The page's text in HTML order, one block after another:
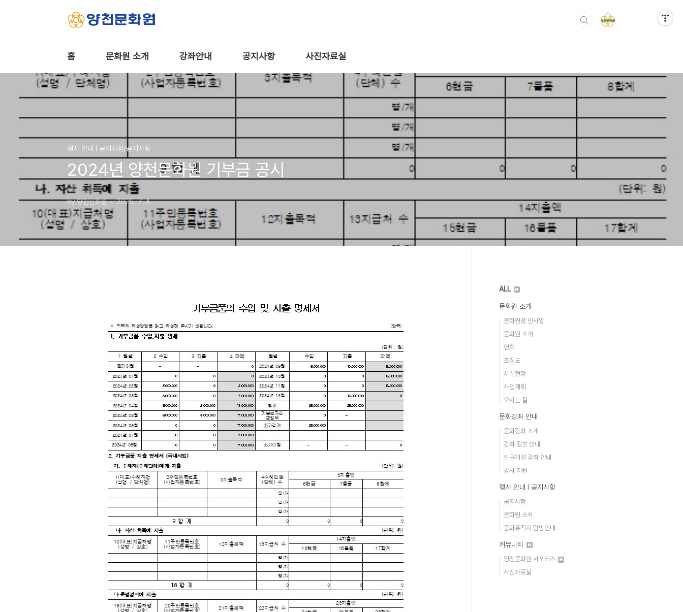
홈 문화원 소개 강좌안내 공지사항 사진자료실
행사 안내 Ι 공지사항/공지사항
2024년 양천문화원 기부금 공시
by 양천문화원 2025. 7. 4.
ALL
문화원 소개
문화원장 인사말
문화원 소개
연혁
조직도
시설현황
사업계획
오시는 길
문화강좌 안내
문화강좌 소개
강좌 정보 안내
신규개설 강좌 안내
강사 지원
행사 안내 Ι 공지사항
공지사항
문화원 소식
문화유적지 탐방안내
커뮤니티
양천문화원 서포터즈
사진자료실